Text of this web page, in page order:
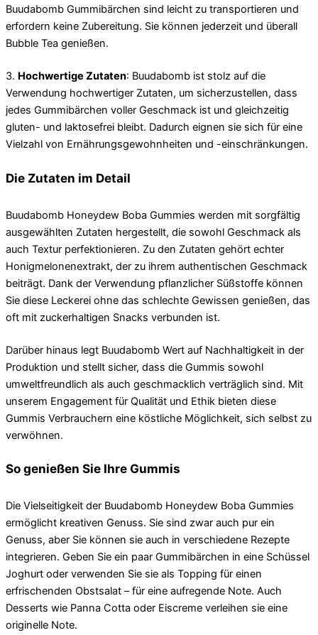
Buudabomb Gummibärchen sind leicht zu transportieren und
erfordern keine Zubereitung. Sie können jederzeit und überall
Bubble Tea genießen.
3. Hochwertige Zutaten: Buudabomb ist stolz auf die
Verwendung hochwertiger Zutaten, um sicherzustellen, dass
jedes Gummibärchen voller Geschmack ist und gleichzeitig
gluten- und laktosefrei bleibt. Dadurch eignen sie sich für eine
Vielzahl von Ernährungsgewohnheiten und -einschränkungen.
Die Zutaten im Detail
Buudabomb Honeydew Boba Gummies werden mit sorgfältig
ausgewählten Zutaten hergestellt, die sowohl Geschmack als
auch Textur perfektionieren. Zu den Zutaten gehört echter
Honigmelonenextrakt, der zu ihrem authentischen Geschmack
beiträgt. Dank der Verwendung pflanzlicher Süßstoffe können
Sie diese Leckerei ohne das schlechte Gewissen genießen, das
oft mit zuckerhaltigen Snacks verbunden ist.
Darüber hinaus legt Buudabomb Wert auf Nachhaltigkeit in der
Produktion und stellt sicher, dass die Gummis sowohl
umweltfreundlich als auch geschmacklich verträglich sind. Mit
unserem Engagement für Qualität und Ethik bieten diese
Gummis Verbrauchern eine köstliche Möglichkeit, sich selbst zu
verwöhnen.
So genießen Sie Ihre Gummis
Die Vielseitigkeit der Buudabomb Honeydew Boba Gummies
ermöglicht kreativen Genuss. Sie sind zwar auch pur ein
Genuss, aber Sie können sie auch in verschiedene Rezepte
integrieren. Geben Sie ein paar Gummibärchen in eine Schüssel
Joghurt oder verwenden Sie sie als Topping für einen
erfrischenden Obstsalat – für eine aufregende Note. Auch
Desserts wie Panna Cotta oder Eiscreme verleihen sie eine
originelle Note.